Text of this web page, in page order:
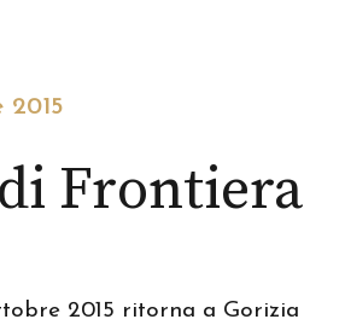
2015
Frontiera
2015 ritorna a Gorizia